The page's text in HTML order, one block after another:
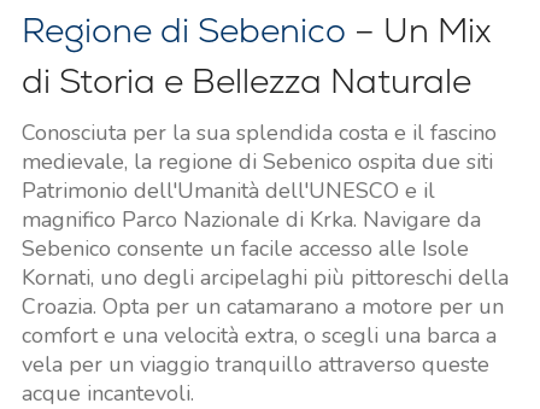
Regione di Sebenico – Un Mix
di Storia e Bellezza Naturale
Conosciuta per la sua splendida costa e il fascino
medievale, la regione di Sebenico ospita due siti
Patrimonio dell'Umanità dell'UNESCO e il
magnifico Parco Nazionale di Krka. Navigare da
Sebenico consente un facile accesso alle Isole
Kornati, uno degli arcipelaghi più pittoreschi della
Croazia. Opta per un catamarano a motore per un
comfort e una velocità extra, o scegli una barca a
vela per un viaggio tranquillo attraverso queste
acque incantevoli.